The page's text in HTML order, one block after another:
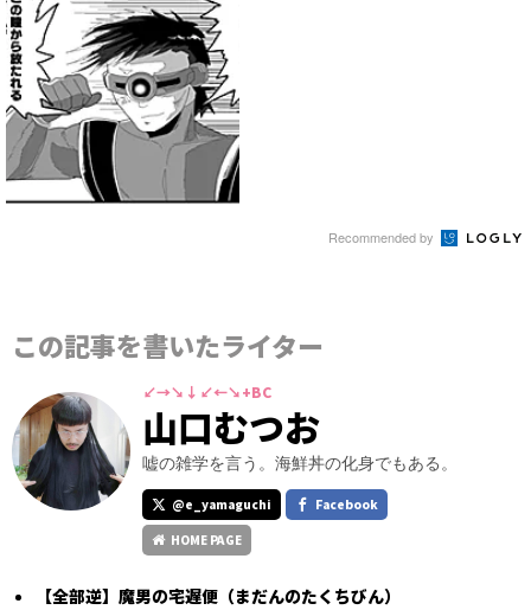
Recommended by
この記事を書いたライター
↙→↘↓↙←↘+BC
山口むつお
嘘の雑学を言う。海鮮丼の化身でもある。
@e_yamaguchi
Facebook
HOME PAGE
【全部逆】魔男の宅遅便（まだんのたくちびん）